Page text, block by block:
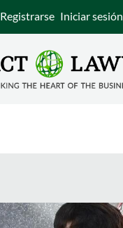
Registrarse Iniciar sesión